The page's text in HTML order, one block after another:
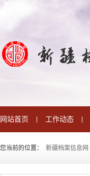
网站首页 工作动态
您当前的位置： 新疆档案信息网